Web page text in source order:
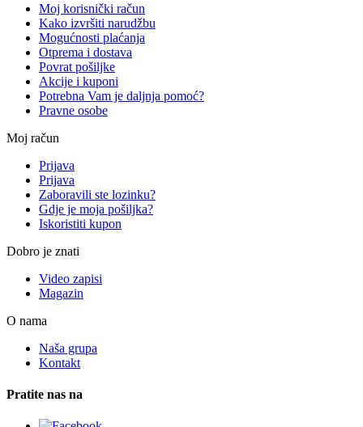
Moj korisnički račun
Kako izvršiti narudžbu
Mogućnosti plaćanja
Otprema i dostava
Povrat pošiljke
Akcije i kuponi
Potrebna Vam je daljnja pomoć?
Pravne osobe
Moj račun
Prijava
Prijava
Zaboravili ste lozinku?
Gdje je moja pošiljka?
Iskoristiti kupon
Dobro je znati
Video zapisi
Magazin
O nama
Naša grupa
Kontakt
Pratite nas na